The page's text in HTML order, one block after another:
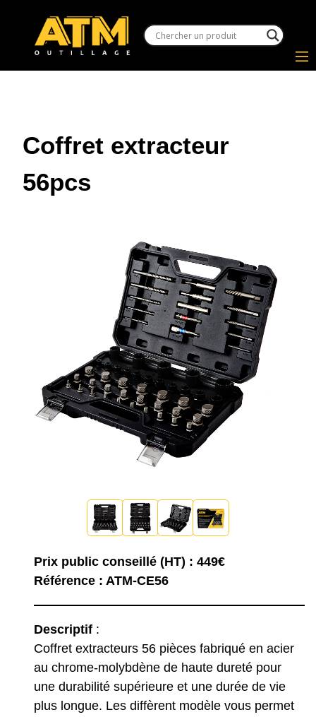
Coffret extracteur
56pcs
Prix public conseillé (HT) : 449€
Référence : ATM-CE56
Descriptif :
Coffret extracteurs 56 pièces fabriqué en acier
au chrome-molybdène de haute dureté pour
une durabilité supérieure et une durée de vie
plus longue. Les diffèrent modèle vous permet